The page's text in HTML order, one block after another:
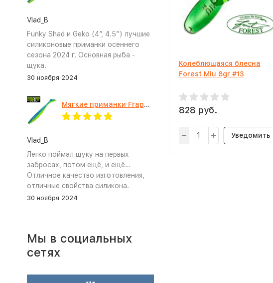
Колеблющаяся блесна
Forest Miu 8gr #13
828 руб.
Уведомить
Vlad_B
Funky Shad и Geko (4”, 4.5”) лучшие
силиконовые приманки осеннего
сезона 2024 г. Основная рыба -
щука.
30 ноября 2024
Мягкие приманки Frapp Geko 4.5" #PAL03
Vlad_B
Легко поймал щуку на первых
забросах, потом ещё, и ещё…
Отличное качество изготовления,
отличные свойства силикона.
30 ноября 2024
Мы в социальных
сетях